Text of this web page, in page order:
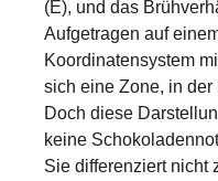
(E), und das
Aufgetragen auf
Koordinatensystem
sich eine Zone, in der
Doch diese
keine
Sie differenziert nicht